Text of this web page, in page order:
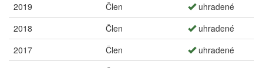
2019
Člen
uhradené
2018
Člen
uhradené
2017
Člen
uhradené